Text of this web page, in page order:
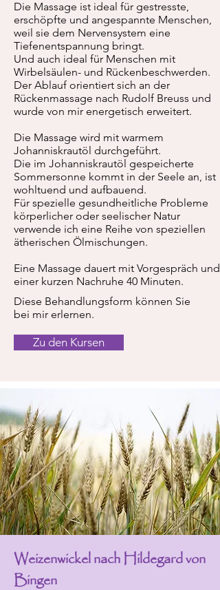
Die Massage ist ideal für gestresste,
erschöpfte und angespannte Menschen,
weil sie dem Nervensystem eine
Tiefenentspannung bringt.
Und auch ideal für Menschen mit
Wirbelsäulen- und Rückenbeschwerden.
Der Ablauf orientiert sich an der
Rückenmassage nach Rudolf Breuss und
wurde von mir energetisch erweitert.
Die Massage wird mit warmem
Johanniskrautöl durchgeführt.
Die im Johanniskrautöl gespeicherte
Sommersonne kommt in der Seele an, ist
wohltuend und aufbauend.
Für spezielle gesundheitliche Probleme
körperlicher oder seelischer Natur
verwende ich eine Reihe von speziellen
ätherischen Ölmischungen.
Eine Massage dauert mit Vorgespräch und
einer kurzen Nachruhe 40 Minuten.
Diese Behandlungsform können Sie
bei mir erlernen.
Zu den Kursen
Weizenwickel nach Hildegard von
Bingen